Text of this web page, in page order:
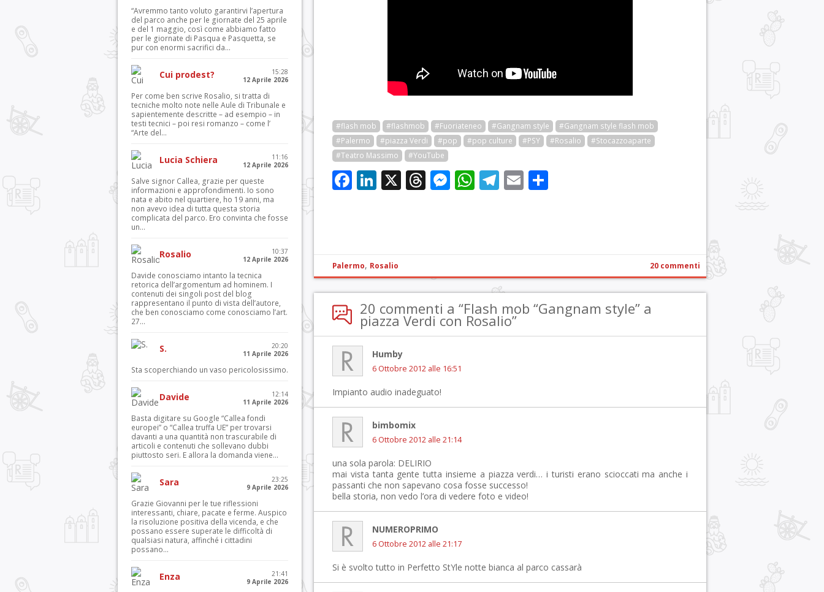
#flash mob #flashmob #Fuoriateneo #Gangnam style
#Gangnam style flash mob
#Palermo
#piazza Verdi #pop #pop culture #PSY #Rosalio
#Stocazzoaparte
#Teatro Massimo
#YouTube
Facebook
LinkedIn
X Threads
Messenger
WhatsApp
Telegram
Email
Palermo, Rosalio 20 commenti
20 commenti a “Flash mob “Gangnam style” a
piazza Verdi con Rosalio”
Humby
6 Ottobre 2012 alle 16:51
Impianto audio inadeguato!
bimbomix
6 Ottobre 2012 alle 21:14
una sola parola: DELIRIO
mai vista tanta gente tutta insieme a piazza verdi… i turisti erano scioccati ma anche i
passanti che non sapevano cosa fosse successo!
bella storia, non vedo l’ora di vedere foto e video!
NUMEROPRIMO
6 Ottobre 2012 alle 21:17
Si è svolto tutto in Perfetto StYle notte bianca al parco cassarà
“Avremmo tanto voluto garantirvi l’apertura
del parco anche per le giornate del 25 aprile
e del 1 maggio, così come abbiamo fatto
per le giornate di Pasqua e Pasquetta, se
pur con enormi sacrifici da...
Cui prodest?
15:28
12 Aprile 2026
Per come ben scrive Rosalio, si tratta di
tecniche molto note nelle Aule di Tribunale e
sapientemente descritte – ad esempio – in
testi tecnici – poi resi romanzo – come l’
“Arte del...
Lucia Schiera
11:16
12 Aprile 2026
Salve signor Callea, grazie per queste
informazioni e approfondimenti. Io sono
nata e abito nel quartiere, ho 19 anni, ma
non avevo idea di tutta questa storia
complicata del parco. Ero convinta che fosse
un...
Rosalio
10:37
12 Aprile 2026
Davide conosciamo intanto la tecnica
retorica dell’argomentum ad hominem. I
contenuti dei singoli post del blog
rappresentano il punto di vista dell’autore,
che ben conosciamo come conosciamo l’art.
27...
S.
20:20
11 Aprile 2026
Sta scoperchiando un vaso pericolosissimo.
Davide
12:14
11 Aprile 2026
Basta digitare su Google “Callea fondi
europei” o “Callea truffa UE” per trovarsi
davanti a una quantità non trascurabile di
articoli e contenuti che sollevano dubbi
piuttosto seri. E allora la domanda viene...
Sara
23:25
9 Aprile 2026
Grazie Giovanni per le tue riflessioni
interessanti, chiare, pacate e ferme. Auspico
la risoluzione positiva della vicenda, e che
possano essere superate le difficoltà di
qualsiasi natura, affinché i cittadini
possano...
Enza
21:41
9 Aprile 2026